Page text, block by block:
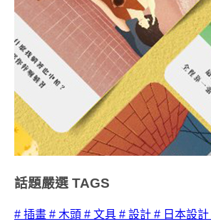
話題嚴選 TAGS
# 插畫 # 木頭 # 文具 # 設計 # 日本設計